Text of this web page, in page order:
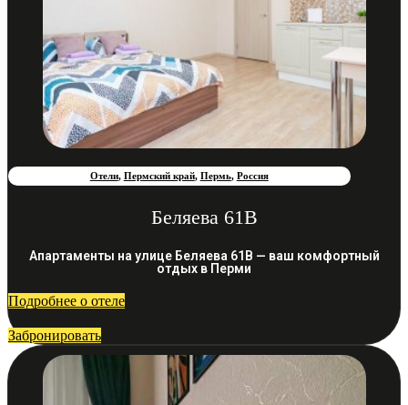
Отели, Пермский край, Пермь, Россия
Беляева 61В
Апартаменты на улице Беляева 61В — ваш комфортный
отдых в Перми
Подробнее о отеле
Забронировать